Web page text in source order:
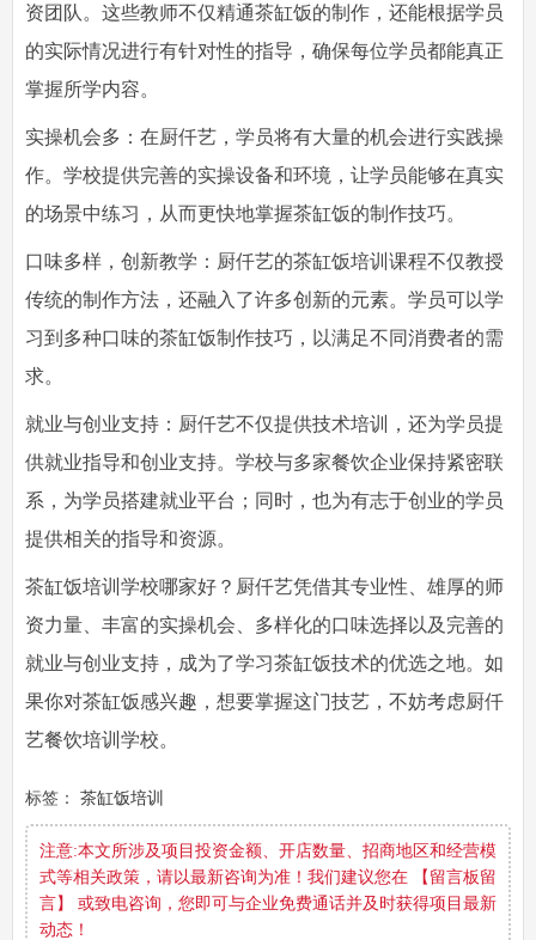
资团队。这些教师不仅精通茶缸饭的制作，还能根据学员
的实际情况进行有针对性的指导，确保每位学员都能真正
掌握所学内容。
实操机会多：在厨仟艺，学员将有大量的机会进行实践操
作。学校提供完善的实操设备和环境，让学员能够在真实
的场景中练习，从而更快地掌握茶缸饭的制作技巧。
口味多样，创新教学：厨仟艺的茶缸饭培训课程不仅教授
传统的制作方法，还融入了许多创新的元素。学员可以学
习到多种口味的茶缸饭制作技巧，以满足不同消费者的需
求。
就业与创业支持：厨仟艺不仅提供技术培训，还为学员提
供就业指导和创业支持。学校与多家餐饮企业保持紧密联
系，为学员搭建就业平台；同时，也为有志于创业的学员
提供相关的指导和资源。
茶缸饭培训学校哪家好？厨仟艺凭借其专业性、雄厚的师
资力量、丰富的实操机会、多样化的口味选择以及完善的
就业与创业支持，成为了学习茶缸饭技术的优选之地。如
果你对茶缸饭感兴趣，想要掌握这门技艺，不妨考虑厨仟
艺餐饮培训学校。
标签： 茶缸饭培训
注意:本文所涉及项目投资金额、开店数量、招商地区和经营模
式等相关政策，请以最新咨询为准！我们建议您在 【留言板留
言】 或致电咨询，您即可与企业免费通话并及时获得项目最新
动态！